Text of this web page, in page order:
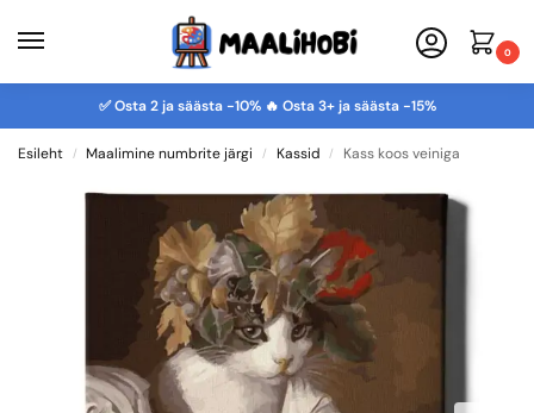
0
✅ Osta 2 ja säästa -10% 🔥 Osta 3+ ja säästa -15%
Esileht / Maalimine numbrite järgi / Kassid / Kass koos veiniga